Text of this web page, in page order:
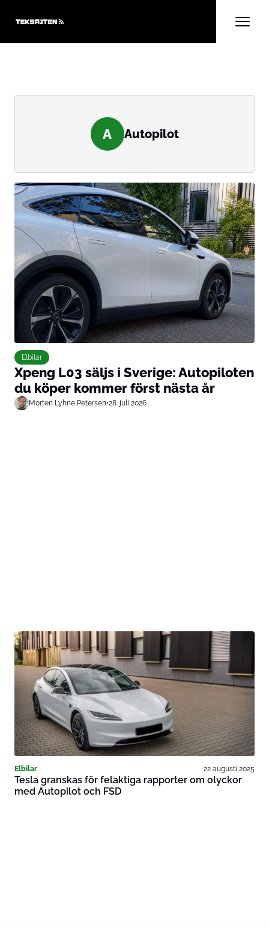
A Autopilot
Elbilar
Xpeng L03 säljs i Sverige: Autopiloten
du köper kommer först nästa år
Morten Lyhne Petersen•28. juli 2026
Elbilar 22 augusti 2025
Tesla granskas för felaktiga rapporter om olyckor
med Autopilot och FSD